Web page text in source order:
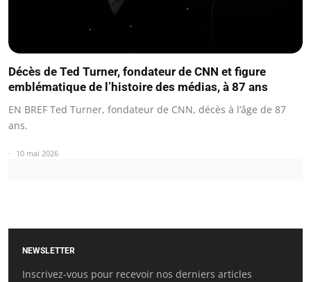
Décès de Ted Turner, fondateur de CNN et figure
emblématique de l’histoire des médias, à 87 ans
EN BREF Ted Turner, fondateur de CNN, décès à l’âge de 87
ans.
10 mai 2026
NEWSLETTER
Inscrivez-vous pour recevoir nos derniers articles